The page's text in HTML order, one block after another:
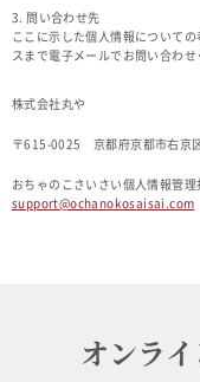
3. 問い合わせ先
ここに示した個人情報について
スまで電子メールでお問い合わせ
株式会社丸や
〒615-0025 京都府京都市右京
おちゃのこさいさい個人情報管理
support@ochanokosaisai.com
オンラ